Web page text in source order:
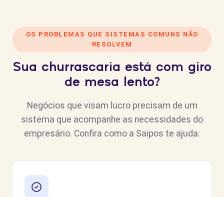
OS PROBLEMAS QUE SISTEMAS COMUNS NÃO
RESOLVEM
Sua churrascaria está com giro
de mesa lento?
Negócios que visam lucro precisam de um
sistema que acompanhe as necessidades do
empresário. Confira como a Saipos te ajuda: